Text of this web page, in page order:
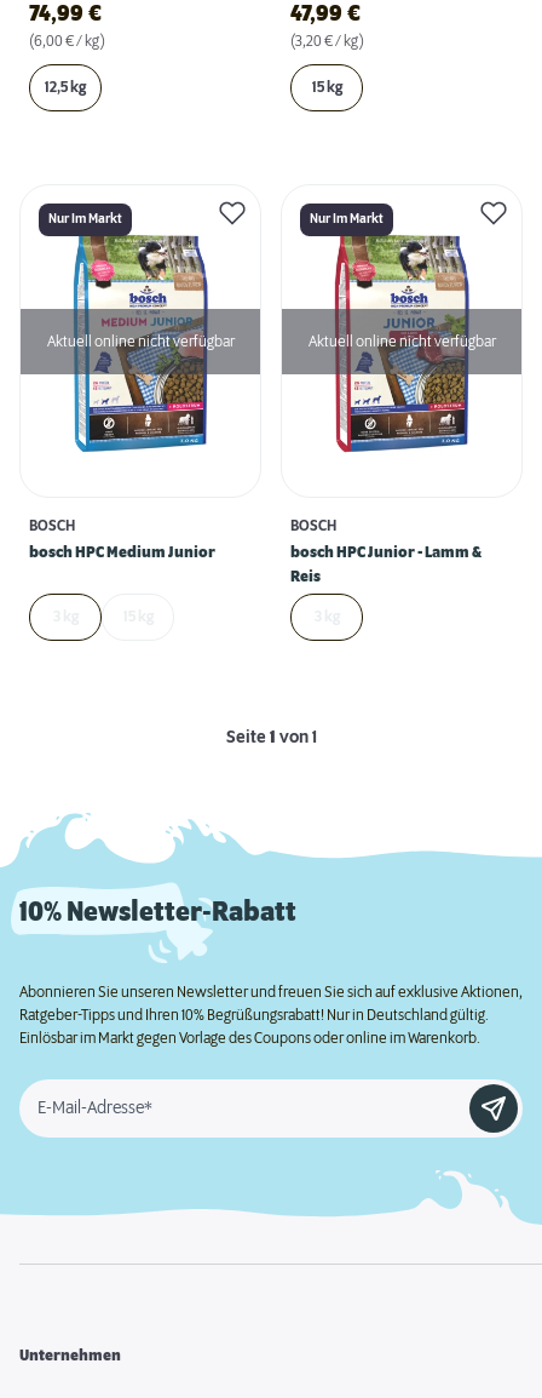
74,99 €
(6,00 € / kg)
12,5 kg
47,99 €
(3,20 € / kg)
15 kg
Nur Im Markt
Aktuell online nicht verfügbar
BOSCH
bosch HPC Medium Junior
Nur Im Markt
Aktuell online nicht verfügbar
BOSCH
bosch HPC Junior - Lamm &
Reis
Seite1 von 1
10% Newsletter-Rabatt
Abonnieren Sie unseren Newsletter und freuen Sie sich auf exklusive Aktionen,
Ratgeber-Tipps und Ihren 10% Begrüßungsrabatt! Nur in Deutschland gültig.
Einlösbar im Markt gegen Vorlage des Coupons oder online im Warenkorb.
E-Mail-Adresse*
Unternehmen